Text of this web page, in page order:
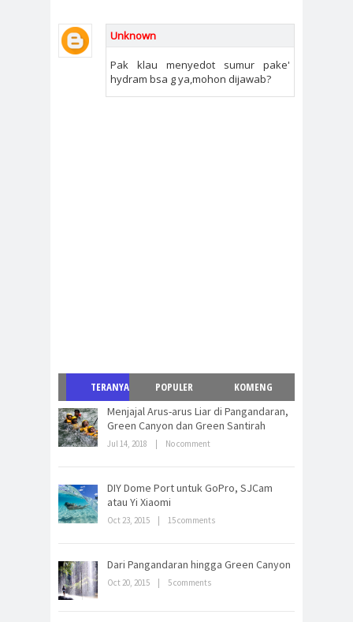
Unknown
Pak klau menyedot sumur pake'
hydram bsa g ya,mohon dijawab?
TERANYA
R
POPULER
KOMENG
Menjajal Arus-arus Liar di Pangandaran,
Green Canyon dan Green Santirah
Jul 14, 2018 No comment
DIY Dome Port untuk GoPro, SJCam
atau Yi Xiaomi
Oct 23, 2015 15 comments
Dari Pangandaran hingga Green Canyon
Oct 20, 2015 5 comments